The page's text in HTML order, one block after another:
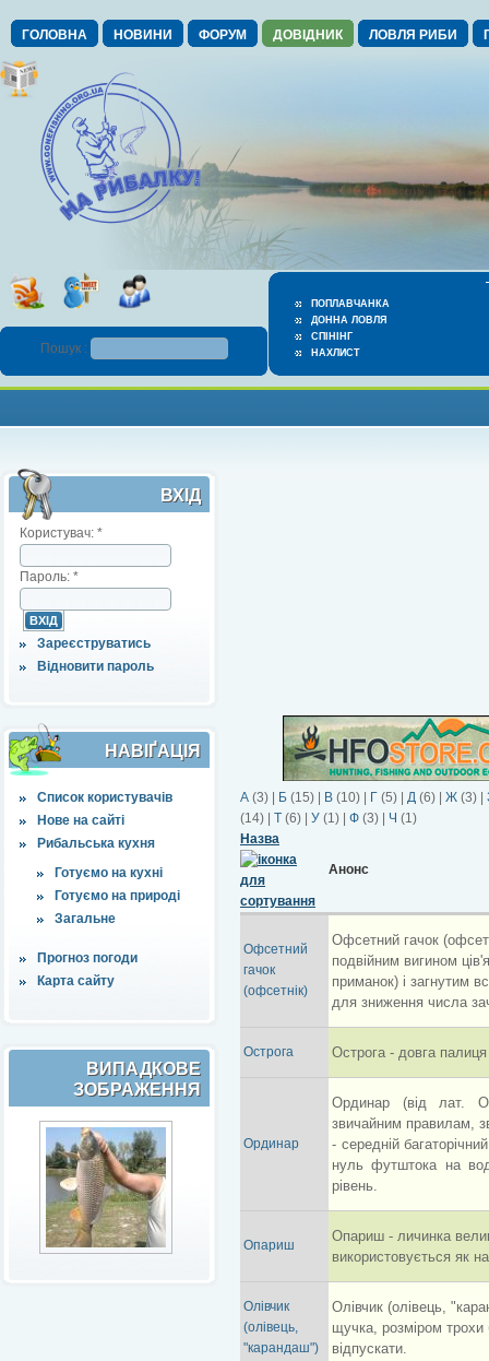
ГОЛОВНА НОВИНИ ФОРУМ ДОВІДНИК ЛОВЛЯ РИБИ
ПОПЛАВЧАНКА
ДОННА ЛОВЛЯ
СПІНІНГ
НАХЛИСТ
Пошук :
ВХІД
Користувач: *
Пароль: *
Зареєструватись
Відновити пароль
НАВІҐАЦІЯ
Список користувачів
Нове на сайті
Рибальська кухня
Готуємо на кухні
Готуємо на природі
Загальне
Прогноз погоди
Карта сайту
ВИПАДКОВЕ
ЗОБРАЖЕННЯ
А (3) Б (15) В (10) Г (5) Д (6) Ж (3)
(14)
Т (6) У (1) Ф (3) Ч (1)
Назва
Анонс
Офсетний
гачок
(офсетнік)
Офсетний гачок
подвійним вигином
приманок) і загнутим
для зниження числа
Острога Острога - довга
Ординар
Ординар (від лат.
звичайним правилам,
- середній
нуль футштока на
рівень.
Опариш
Опариш - личинка
використовується як
Олівчик
(олівець,
"карандаш")
Олівчик (олівець,
щучка, розміром трохи
відпускати.